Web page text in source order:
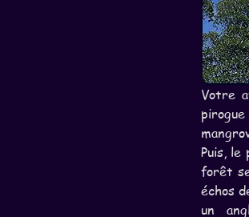
Votre
Puis,
forêt
échos
un